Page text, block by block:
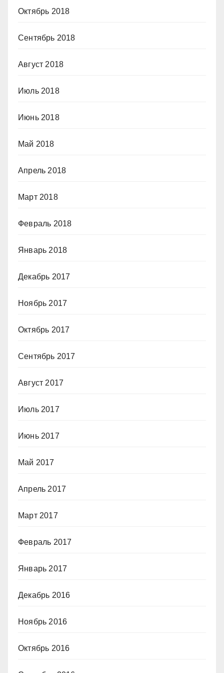
Октябрь 2018
Сентябрь 2018
Август 2018
Июль 2018
Июнь 2018
Май 2018
Апрель 2018
Март 2018
Февраль 2018
Январь 2018
Декабрь 2017
Ноябрь 2017
Октябрь 2017
Сентябрь 2017
Август 2017
Июль 2017
Июнь 2017
Май 2017
Апрель 2017
Март 2017
Февраль 2017
Январь 2017
Декабрь 2016
Ноябрь 2016
Октябрь 2016